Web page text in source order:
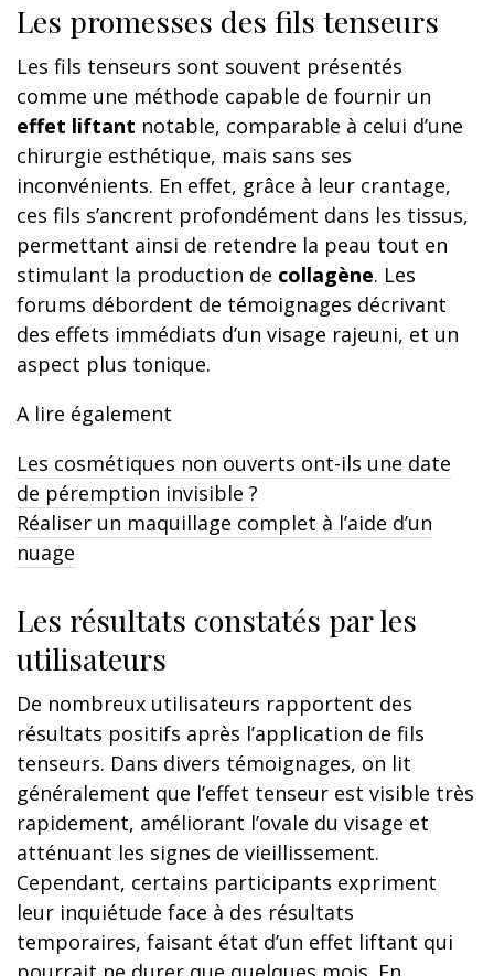
Les promesses des fils tenseurs
Les fils tenseurs sont souvent présentés
comme une méthode capable de fournir un
effet liftant notable, comparable à celui d’une
chirurgie esthétique, mais sans ses
inconvénients. En effet, grâce à leur crantage,
ces fils s’ancrent profondément dans les tissus,
permettant ainsi de retendre la peau tout en
stimulant la production de collagène. Les
forums débordent de témoignages décrivant
des effets immédiats d’un visage rajeuni, et un
aspect plus tonique.
A lire également
Les cosmétiques non ouverts ont-ils une date
de péremption invisible ?
Réaliser un maquillage complet à l’aide d’un
nuage
Les résultats constatés par les
utilisateurs
De nombreux utilisateurs rapportent des
résultats positifs après l’application de fils
tenseurs. Dans divers témoignages, on lit
généralement que l’effet tenseur est visible très
rapidement, améliorant l’ovale du visage et
atténuant les signes de vieillissement.
Cependant, certains participants expriment
leur inquiétude face à des résultats
temporaires, faisant état d’un effet liftant qui